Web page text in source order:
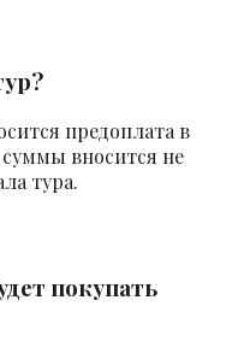
предоплата в
суммы вносится не
тура.
покупать